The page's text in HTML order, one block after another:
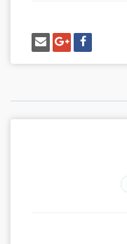
شارك
على
فيسبوك
شارك
على
غوغل
بلس
إرسل
إيميل